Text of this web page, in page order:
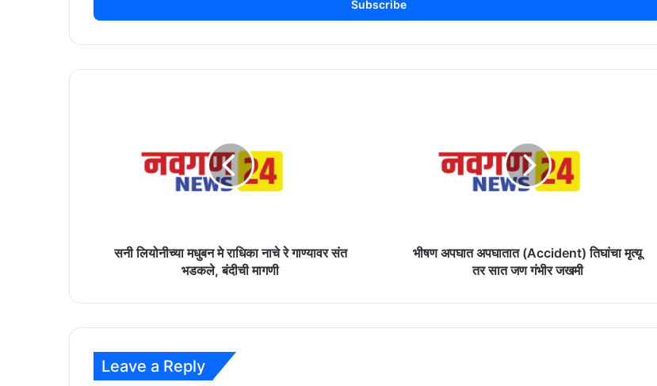
भडकले,सनी लियोनीच्या मधुबन मे राधिका नाचे रे गाण्यावर संत
भडकले, बंदीची मागणी
(Accident)
भीषण अपघात अपघातात (Accident) तिघांचा मृत्यू
तर सात जण गंभीर जखमी
Leave a Reply